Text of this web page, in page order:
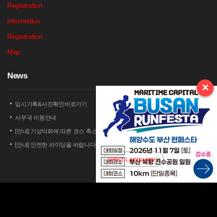
Select Language ▼
Registration
information
Registration
Map
News
임시기록&사진확인바로가기
사무국 이동안내
[안내] 기상악화에 따른 코스 축소 운영 안내
[안내] 안전한 라이딩을 바랍니다
[안내] 상남 부녀회 김밥 단체주문 및 먹거리 부스 운영 안내
2026 세나 설악그란폰도 보험 가입 안내
×